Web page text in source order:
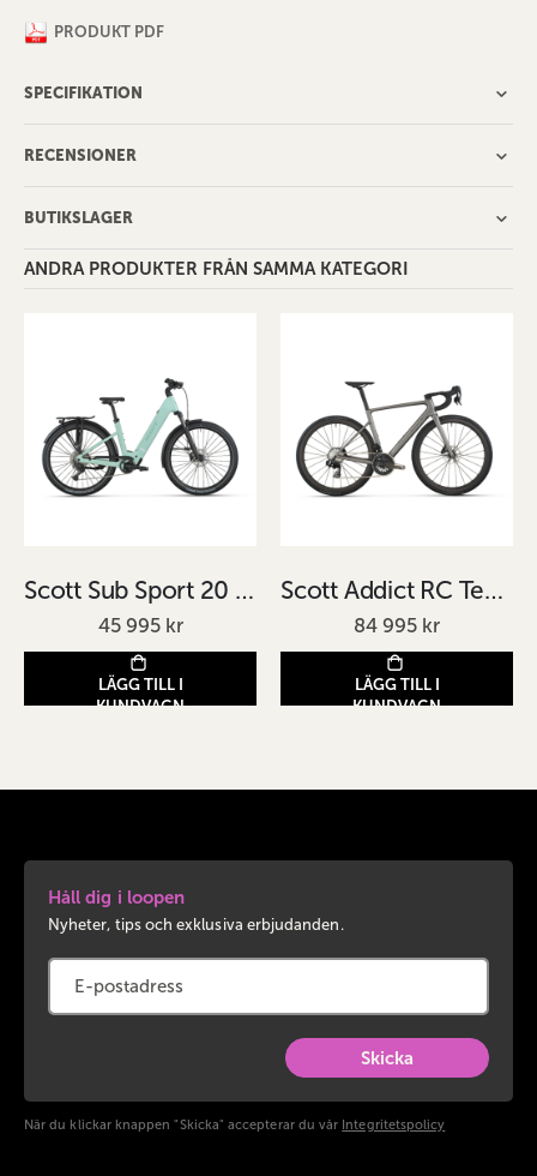
PRODUKT PDF
SPECIFIKATION
RECENSIONER
BUTIKSLAGER
ANDRA PRODUKTER FRÅN SAMMA KATEGORI
Scott Sub Sport 20 Wave Grön
45 995 kr
LÄGG TILL I
KUNDVAGN
Scott Addict RC Team Grå
84 995 kr
LÄGG TILL I
KUNDVAGN
Håll dig i loopen
Nyheter, tips och exklusiva erbjudanden.
Skicka
När du klickar knappen "Skicka" accepterar du vår Integritetspolicy